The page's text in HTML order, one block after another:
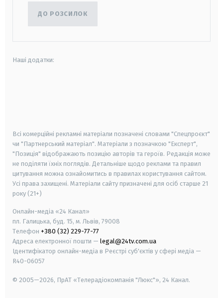
ДО РОЗСИЛОК
Наші додатки:
Всі комерційні рекламні матеріали позначені словами "Спецпроєкт"
чи "Партнерський матеріал". Матеріали з позначкою "Експерт",
"Позиція" відображають позицію авторів та героїв. Редакція може
не поділяти їхніх поглядів. Детальніше щодо реклами та правил
цитування можна ознайомитись в правилах користування сайтом.
Усі права захищені. Матеріали сайту призначені для осіб старше 21
року (21+)
Онлайн-медіа «24 Канал»
пл. Галицька, буд. 15, м. Львів, 79008
Телефон +380 (32) 229-77-77
Адреса електронної пошти — legal@24tv.com.ua
Ідентифікатор онлайн-медіа в Реєстрі суб'єктів у сфері медіа —
R40-06057
© 2005—2026, ПрАТ «Телерадіокомпанія "Люкс"», 24 Канал.